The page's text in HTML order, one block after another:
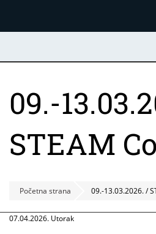
09.-
STEAM
Početna strana 09.-13.03.2026. /
07.04.2026. Utorak